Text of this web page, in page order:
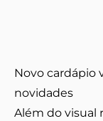
Novo cardápio
novidades
Além do visual